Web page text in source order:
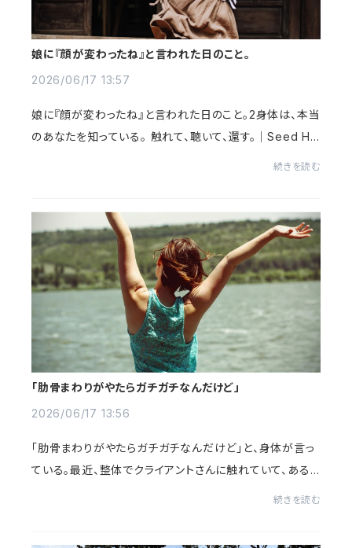
娘に『顔が変わったね』と言われた日のこと。
2026/06/17 13:57
娘に『顔が変わったね』と言われた日のこと。2身体は、本当
のあなたを知っている。 触れて、聴いて、還す。｜Seed Ho
続きを読む
「肋骨まわりがやたらガチガチなんだけど」
2026/06/17 13:56
「肋骨まわりがやたらガチガチなんだけど」と、身体が言っ
ている。最近、整体でクライアントさんに触れていて、ある
続きを読む